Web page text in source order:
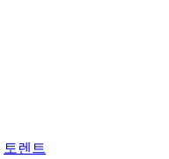
토렌트